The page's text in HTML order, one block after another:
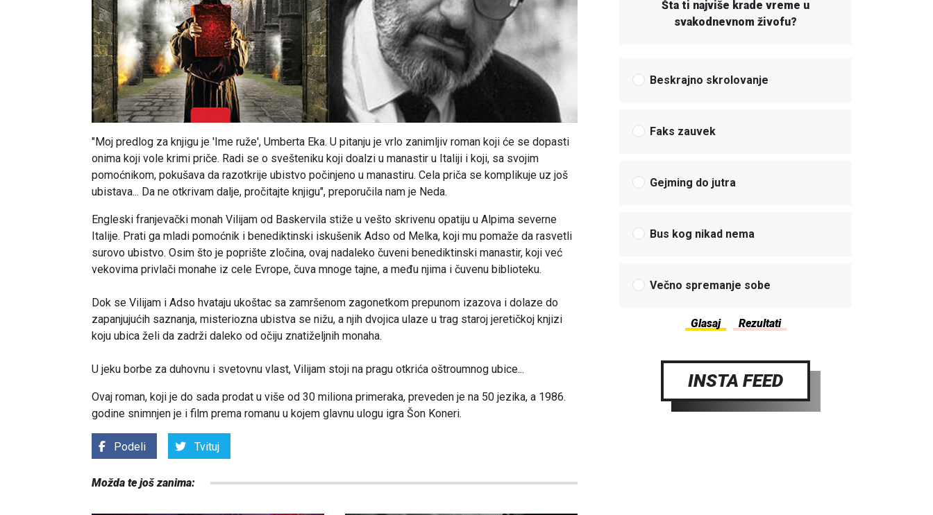
"Moj predlog za knjigu je 'Ime ruže', Umberta Eka. U pitanju je vrlo zanimljiv roman koji će se dopasti
onima koji vole krimi priče. Radi se o svešteniku koji doalzi u manastir u Italiji i koji, sa svojim
pomoćnikom, pokušava da razotkrije ubistvo počinjeno u manastiru. Cela priča se komplikuje uz još
ubistava... Da ne otkrivam dalje, pročitajte knjigu", preporučila nam je Neda.
Engleski franjevački monah Vilijam od Baskervila stiže u vešto skrivenu opatiju u Alpima severne
Italije. Prati ga mladi pomoćnik i benediktinski iskušenik Adso od Melka, koji mu pomaže da rasvetli
surovo ubistvo. Osim što je poprište zločina, ovaj nadaleko čuveni benediktinski manastir, koji već
vekovima privlači monahe iz cele Evrope, čuva mnoge tajne, a među njima i čuvenu biblioteku.
Dok se Vilijam i Adso hvataju ukoštac sa zamršenom zagonetkom prepunom izazova i dolaze do
zapanjujućih saznanja, misteriozna ubistva se nižu, a njih dvojica ulaze u trag staroj jeretičkoj knjizi
koju ubica želi da zadrži daleko od očiju znatiželjnih monaha.
U jeku borbe za duhovnu i svetovnu vlast, Vilijam stoji na pragu otkrića oštroumnog ubice...
Ovaj roman, koji je do sada prodat u više od 30 miliona primeraka, preveden je na 50 jezika, a 1986.
godine snimnjen je i film prema romanu u kojem glavnu ulogu igra Šon Koneri.
Podeli Tvituj
Možda te još zanima:
Šta ti najviše krade vreme u
svakodnevnom živofu?
Beskrajno skrolovanje
Faks zauvek
Gejming do jutra
Bus kog nikad nema
Večno spremanje sobe
INSTA FEED